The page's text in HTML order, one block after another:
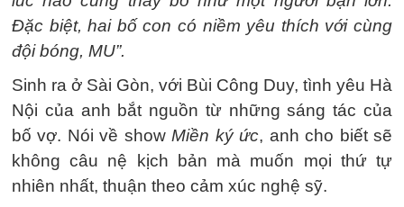
Đặc biệt, hai bố con có niềm yêu thích với cùng
đội bóng, MU”.
Sinh ra ở Sài Gòn, với Bùi Công Duy, tình yêu Hà
Nội của anh bắt nguồn từ những sáng tác của
bố vợ. Nói về showMiền ký ức, anh cho biết sẽ
không câu nệ kịch bản mà muốn mọi thứ tự
nhiên nhất, thuận theo cảm xúc nghệ sỹ.